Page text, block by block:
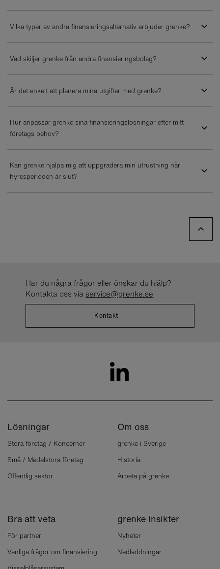
Vilka typer av andra finansieringsalternativ erbjuder grenke?
Vad skiljer grenke från andra finansieringsbolag?
Är det enkelt att planera mina utgifter med grenke?
Hur anpassar grenke sina finansieringslösningar efter mitt
företags behov?
Kan grenke hjälpa mig att uppgradera min utrustning när
hyresperioden är slut?
Har du några frågor eller önskar du hjälp?
Kontakta oss via service@grenke.se
Kontakt
Lösningar
Stora företag / Koncerner
Små / Medelstora företag
Offentlig sektor
Om oss
grenke i Sverige
Historia
Arbeta på grenke
Bra att veta
För partner
Vanliga frågor om finansiering
grenke insikter
Nyheter
Nedladdningar